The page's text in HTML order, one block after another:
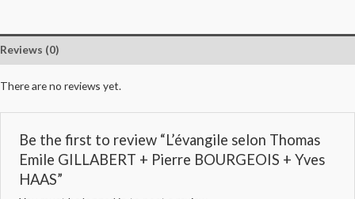
Reviews (0)
There are no reviews yet.
Be the first to review “L’évangile selon Thomas
Emile GILLABERT + Pierre BOURGEOIS + Yves
HAAS”